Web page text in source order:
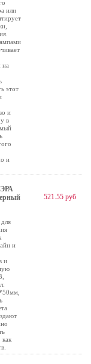
или
на
этот
и
в
и
ЭРА
и
и
как
521.55 руб